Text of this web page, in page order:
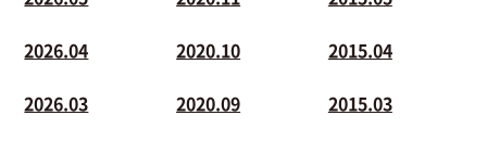
2026.04
2026.03
2020.10
2020.09
2015.04
2015.03